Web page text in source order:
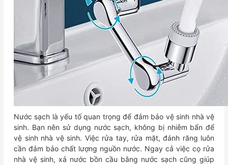
Nước sạch là yếu tố quan trọng để đảm bảo vệ sinh nhà vệ
sinh. Bạn nên sử dụng nước sạch, không bị nhiễm bẩn để
vệ sinh nhà vệ sinh. Việc rửa tay, rửa mặt, đánh răng luôn
cần đảm bảo chất lượng nguồn nước. Ngay cả việc cọ rửa
nhà vệ sinh, xả nước bồn cầu bằng nước sạch cũng giúp